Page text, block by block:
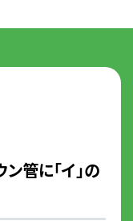
管に「イ」の